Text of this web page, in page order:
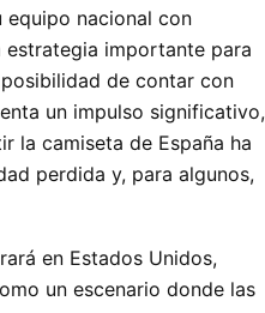
equipo nacional con
importante para
de contar con
un impulso significativo,
la camiseta de España ha
perdida y, para algunos,
en Estados Unidos,
un escenario donde las